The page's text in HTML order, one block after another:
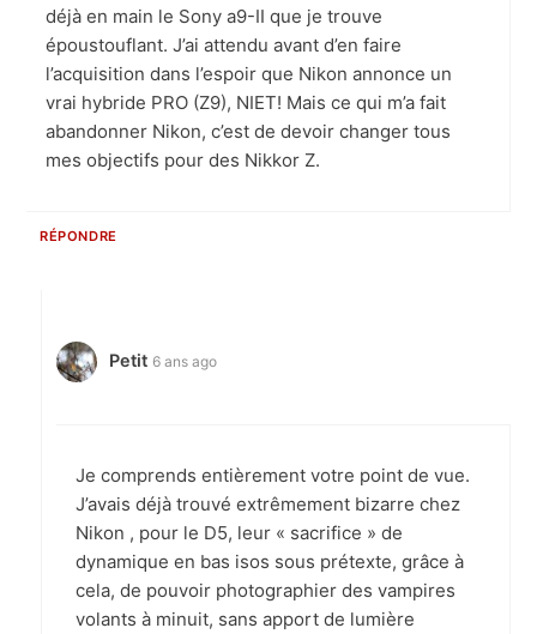
déjà en main le Sony a9-II que je trouve
époustouflant. J’ai attendu avant d’en faire
l’acquisition dans l’espoir que Nikon annonce un
vrai hybride PRO (Z9), NIET! Mais ce qui m’a fait
abandonner Nikon, c’est de devoir changer tous
mes objectifs pour des Nikkor Z.
RÉPONDRE
Petit 6 ans ago
Je comprends entièrement votre point de vue.
J’avais déjà trouvé extrêmement bizarre chez
Nikon , pour le D5, leur « sacrifice » de
dynamique en bas isos sous prétexte, grâce à
cela, de pouvoir photographier des vampires
volants à minuit, sans apport de lumière